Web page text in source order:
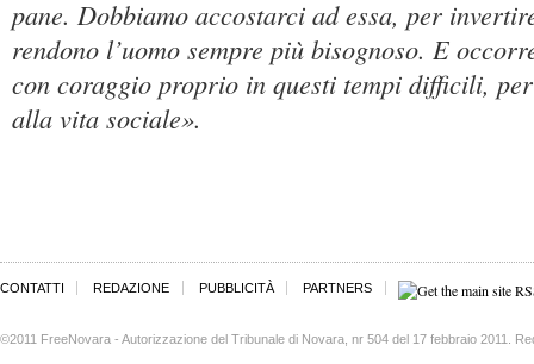
pane. Dobbiamo accostarci ad essa, per
rendono l’uomo sempre più bisognoso. E
con coraggio proprio in questi tempi difficili,
alla vita sociale».
CONTATTI REDAZIONE PUBBLICITÀ PARTNERS
©2011 FreeNovara - Autorizzazione del Tribunale di Novara, nr 504 del 17 febbraio 2011.